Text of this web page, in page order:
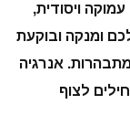
ויסודית,
ומנקה ובוקעת
אנרגיה
לצוף